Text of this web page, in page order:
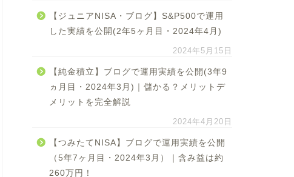
【ジュニアNISA・ブログ】S&P500で運用
した実績を公開(2年5ヶ月目・2024年4月)
2024年5月15日
【純金積立】ブログで運用実績を公開(3年9
ヵ月目・2024年3月)｜儲かる？メリットデ
メリットを完全解説
2024年4月20日
【つみたてNISA】ブログで運用実績を公開
（5年7ヶ月目・2024年3月）｜含み益は約
260万円！